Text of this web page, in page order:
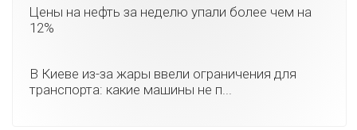
Цены на нефть за неделю упали более чем на
12%
В Киеве из-за жары ввели ограничения для
транспорта: какие машины не п...